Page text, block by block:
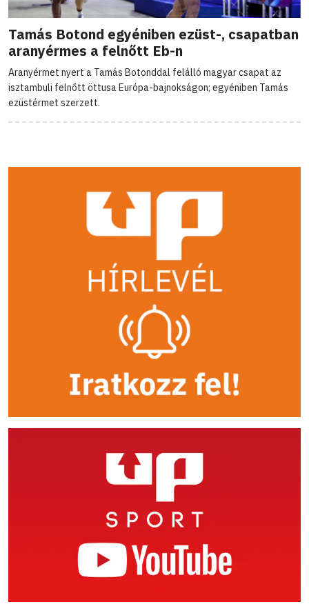
Tamás Botond egyéniben ezüst-, csapatban
aranyérmes a felnőtt Eb-n
Aranyérmet nyert a Tamás Botonddal felálló magyar csapat az
isztambuli felnőtt öttusa Európa-bajnokságon; egyéniben Tamás
ezüstérmet szerzett.